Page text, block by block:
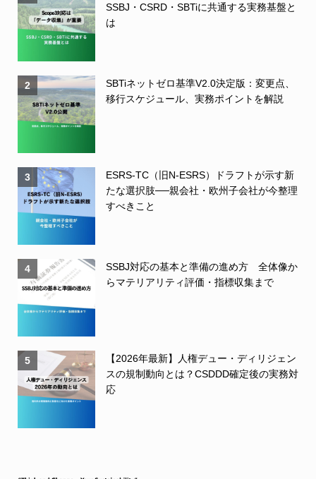
SSBJ・CSRD・SBTiに共通する実務基盤と
は
2
SBTiネットゼロ基準V2.0決定版：変更点、
移行スケジュール、実務ポイントを解説
3
ESRS-TC（旧N-ESRS）ドラフトが示す新
たな選択肢──親会社・欧州子会社が今整理
すべきこと
4
SSBJ対応の基本と準備の進め方 全体像か
らマテリアリティ評価・指標収集まで
5
【2026年最新】人権デュー・ディリジェン
スの規制動向とは？CSDDD確定後の実務対
応